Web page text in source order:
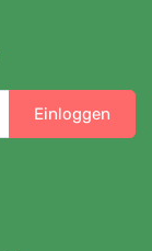
Einloggen